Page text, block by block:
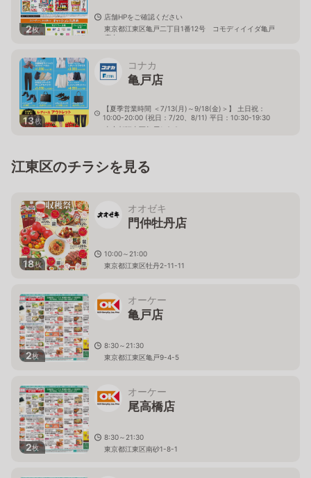
2枚
店舗HPをご確認ください
東京都江東区亀戸二丁目1番12号 コモディイイダ亀戸
店内
13枚
コナカ
亀戸店
【夏季営業時間 ＜7/13(月)～9/18(金)＞】 土日祝：
10:00-20:00 (祝日：7/20、8/11) 平日：10:30-19:30
東京都江東区亀戸1-8-9
江東区のチラシを見る
18枚
オオゼキ
門仲牡丹店
10:00～21:00
東京都江東区牡丹2-11-11
2枚
オーケー
亀戸店
8:30～21:30
東京都江東区亀戸9-4-5
2枚
オーケー
尾高橋店
8:30～21:30
東京都江東区南砂1-8-1